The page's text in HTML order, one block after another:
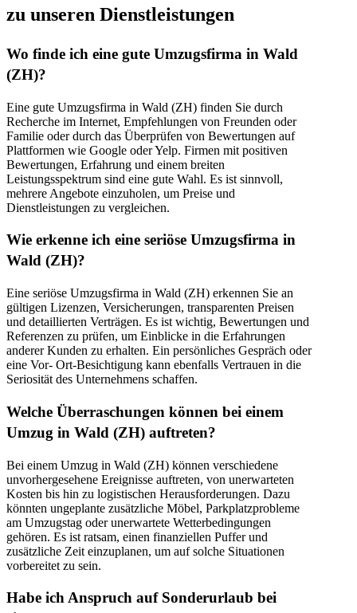
zu unseren Dienstleistungen
Wo finde ich eine gute Umzugsfirma in Wald
(ZH)?
Eine gute Umzugsfirma in Wald (ZH) finden Sie durch
Recherche im Internet, Empfehlungen von Freunden oder
Familie oder durch das Überprüfen von Bewertungen auf
Plattformen wie Google oder Yelp. Firmen mit positiven
Bewertungen, Erfahrung und einem breiten
Leistungsspektrum sind eine gute Wahl. Es ist sinnvoll,
mehrere Angebote einzuholen, um Preise und
Dienstleistungen zu vergleichen.
Wie erkenne ich eine seriöse Umzugsfirma in
Wald (ZH)?
Eine seriöse Umzugsfirma in Wald (ZH) erkennen Sie an
gültigen Lizenzen, Versicherungen, transparenten Preisen
und detaillierten Verträgen. Es ist wichtig, Bewertungen und
Referenzen zu prüfen, um Einblicke in die Erfahrungen
anderer Kunden zu erhalten. Ein persönliches Gespräch oder
eine Vor- Ort-Besichtigung kann ebenfalls Vertrauen in die
Seriosität des Unternehmens schaffen.
Welche Überraschungen können bei einem
Umzug in Wald (ZH) auftreten?
Bei einem Umzug in Wald (ZH) können verschiedene
unvorhergesehene Ereignisse auftreten, von unerwarteten
Kosten bis hin zu logistischen Herausforderungen. Dazu
könnten ungeplante zusätzliche Möbel, Parkplatzprobleme
am Umzugstag oder unerwartete Wetterbedingungen
gehören. Es ist ratsam, einen finanziellen Puffer und
zusätzliche Zeit einzuplanen, um auf solche Situationen
vorbereitet zu sein.
Habe ich Anspruch auf Sonderurlaub bei